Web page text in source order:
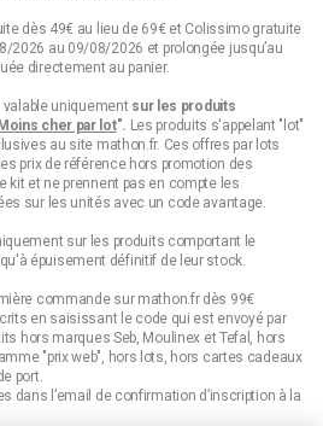
dès 49€ au lieu de 69€ et Colissimo gratuite
2026 au 09/08/2026 et prolongée jusqu’au
directement au panier.
valable uniquement sur les produits
cher par lot". Les produits s'appelant "lot"
au site mathon.fr. Ces offres par lots
prix de référence hors promotion des
kit et ne prennent pas en compte les
sur les unités avec un code avantage.
sur les produits comportant le
épuisement définitif de leur stock.
commande sur mathon.fr dès 99€
en saisissant le code qui est envoyé par
hors marques Seb, Moulinex et Tefal, hors
"prix web", hors lots, hors cartes cadeaux
port.
dans l’email de confirmation d’inscription à la